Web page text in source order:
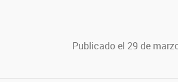
Publicado el 29 de